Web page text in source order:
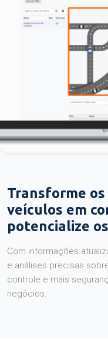
Transforme os
veículos em
potencialize
Com informações
e análises precisas
controle e mais
negócios.